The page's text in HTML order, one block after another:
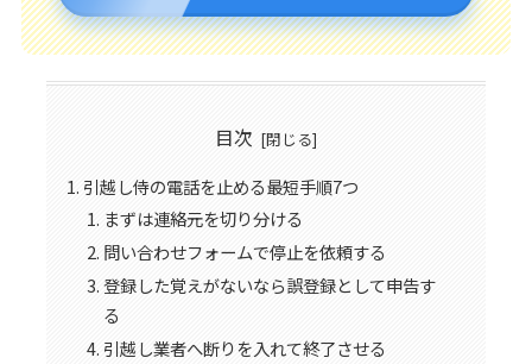
目次
引越し侍の電話を止める最短手順7つ
まずは連絡元を切り分ける
問い合わせフォームで停止を依頼する
登録した覚えがないなら誤登録として申告す
る
引越し業者へ断りを入れて終了させる